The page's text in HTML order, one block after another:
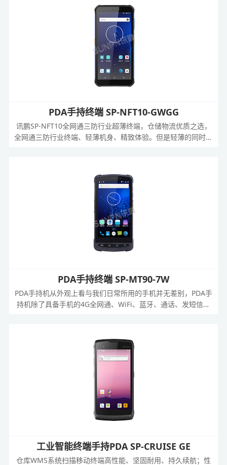
码 PDA，以其卓越的性能和强大的功能，为用户带来了全新的
解决方案。
PDA手持终端 SP-NFT10-GWGG
讯鹏SP-NFT10全网通三防行业超薄终端，仓储物流优质之选，
全网通三防行业终端、轻薄机身、精致体验。但是轻薄的同时它
PDA手持终端 SP-MT90-7W
PDA手持机从外观上看与我们日常所用的手机并无差别，PDA手
持机除了具备手机的4G全网通、WiFi、蓝牙、通话、发短信、
话、具备数据采集、传输及处理能力等，应用于各种场景。
工业智能终端手持PDA SP-CRUISE GE
仓库WMS系统扫描移动终端高性能、坚固耐用、持久续航；性